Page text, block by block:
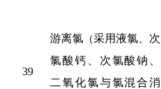
39
游离氯 （采用液氯、次
氯酸钙、次氯酸钠、
二氧化氯与氯混合消